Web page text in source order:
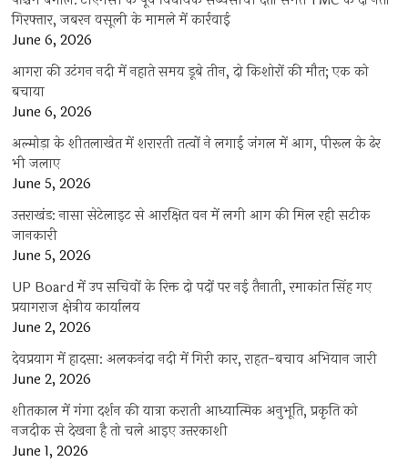
गिरफ्तार, जबरन वसूली के मामले में कार्रवाई
June 6, 2026
आगरा की उटंगन नदी में नहाते समय डूबे तीन, दो किशोरों की मौत; एक को
बचाया
June 6, 2026
अल्मोड़ा के शीतलाखेत में शरारती तत्वों ने लगाई जंगल में आग, पीरूल के ढेर
भी जलाए
June 5, 2026
उत्तराखंड: नासा सेटेलाइट से आरक्षित वन में लगी आग की मिल रही सटीक
जानकारी
June 5, 2026
UP Board में उप सचिवों के रिक्त दो पदों पर नई तैनाती, रमाकांत सिंह गए
प्रयागराज क्षेत्रीय कार्यालय
June 2, 2026
देवप्रयाग में हादसा: अलकनंदा नदी में गिरी कार, राहत-बचाव अभियान जारी
June 2, 2026
शीतकाल में गंगा दर्शन की यात्रा कराती आध्यात्मिक अनुभूति, प्रकृति को
नजदीक से देखना है तो चले आइए उत्तरकाशी
June 1, 2026